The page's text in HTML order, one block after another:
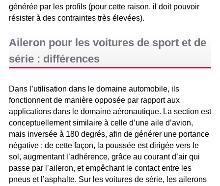
générée par les profils (pour cette raison, il doit pouvoir
résister à des contraintes très élevées).
Aileron pour les voitures de sport et de
série : différences
Dans l’utilisation dans le domaine automobile, ils
fonctionnent de manière opposée par rapport aux
applications dans le domaine aéronautique. La section est
conceptuellement similaire à celle d’une aile d’avion,
mais inversée à 180 degrés, afin de générer une portance
négative : de cette façon, la poussée est dirigée vers le
sol, augmentant l’adhérence, grâce au courant d’air qui
passe par l’aileron, et empêchant le contact entre les
pneus et l’asphalte. Sur les voitures de série, les ailerons